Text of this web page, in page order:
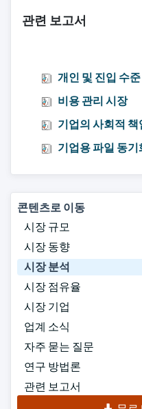
관련 보고서
개인 및 진입 수
비용 관리 시장
기업의 사회적
기업용 파일 동
콘텐츠로 이동
시장 규모
시장 동향
시장 분석
시장 점유율
시장 기업
업계 소식
자주 묻는 질문
연구 방법론
관련 보고서